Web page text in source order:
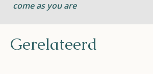
Android Play Store
come as you are
Gerelateerd